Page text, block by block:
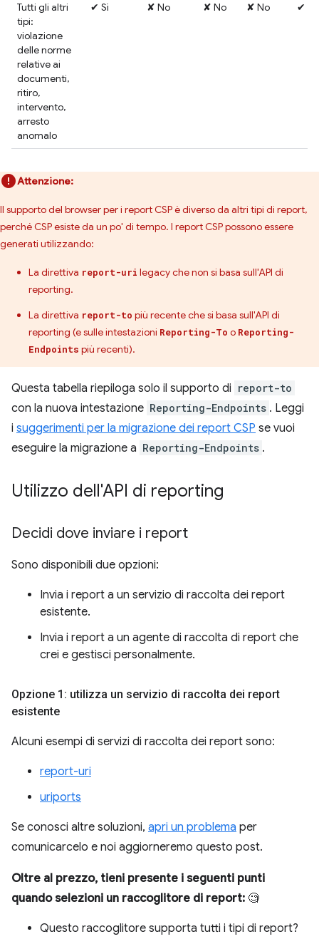
Tutti gli altri
tipi:
violazione
delle norme
relative ai
documenti,
ritiro,
intervento,
arresto
anomalo
✔ Sì ✘ No ✘ No ✘ No ✔ Sì
Attenzione:
Il supporto del browser per i report CSP è diverso da altri tipi di report,
perché CSP esiste da un po' di tempo. I report CSP possono essere
generati utilizzando:
La direttiva report-uri legacy che non si basa sull'API di
reporting.
La direttiva report-to più recente che si basa sull'API di
reporting (e sulle intestazioni Reporting-To o Reporting-
Endpoints più recenti).
Questa tabella riepiloga solo il supporto di report-to
con la nuova intestazione Reporting-Endpoints . Leggi
i suggerimenti per la migrazione dei report CSP se vuoi
eseguire la migrazione a Reporting-Endpoints .
Utilizzo dell'API di reporting
Decidi dove inviare i report
Sono disponibili due opzioni:
Invia i report a un servizio di raccolta dei report
esistente.
Invia i report a un agente di raccolta di report che
crei e gestisci personalmente.
Opzione 1: utilizza un servizio di raccolta dei report
esistente
Alcuni esempi di servizi di raccolta dei report sono:
report-uri
uriports
Se conosci altre soluzioni, apri un problema per
comunicarcelo e noi aggiorneremo questo post.
Oltre al prezzo, tieni presente i seguenti punti
quando selezioni un raccoglitore di report: 🧐
Questo raccoglitore supporta tutti i tipi di report?